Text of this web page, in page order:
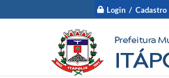
Login / Cadastro